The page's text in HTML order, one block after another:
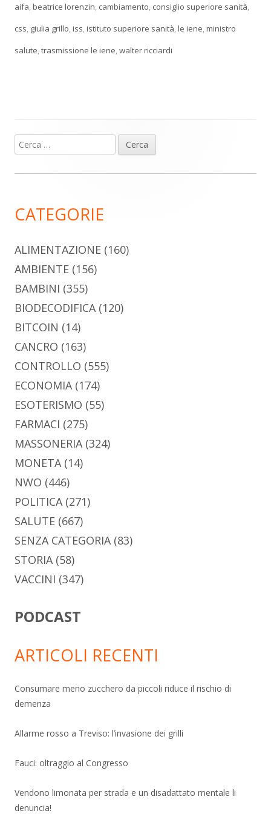
aifa,beatrice lorenzin, cambiamento, consiglio superiore sanità,
css, giulia grillo,iss,istituto superiore sanità,le iene,ministro
salute,trasmissione le iene,walter ricciardi
Barra
laterale
Ricerca
per:
CATEGORIE
ALIMENTAZIONE (160)
AMBIENTE (156)
BAMBINI (355)
BIODECODIFICA(120)
BITCOIN (14)
CANCRO (163)
CONTROLLO (555)
ECONOMIA(174)
ESOTERISMO (55)
FARMACI (275)
MASSONERIA(324)
MONETA(14)
NWO (446)
POLITICA(271)
SALUTE (667)
SENZA CATEGORIA(83)
STORIA(58)
VACCINI (347)
PODCAST
ARTICOLI RECENTI
Consumare meno zucchero da piccoli riduce il rischio di
demenza
Allarme rosso a Treviso: l’invasione dei grilli
Fauci: oltraggio al Congresso
Vendono limonata per strada e un disadattato mentale li
denuncia!